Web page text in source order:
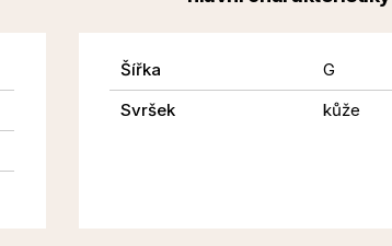
Šířka
G
Svršek
kůže